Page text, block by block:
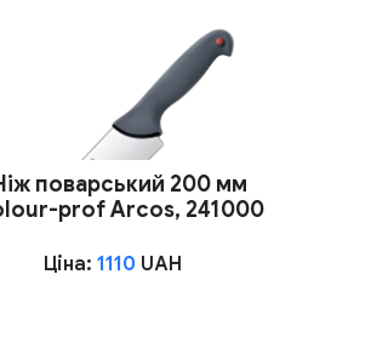
поварський 200 мм
prof Arcos, 241000
Ціна:1110 UAH